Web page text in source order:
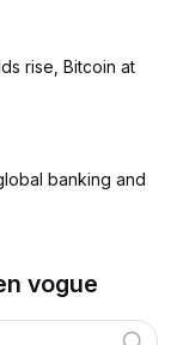
rise, Bitcoin at
banking and
vogue